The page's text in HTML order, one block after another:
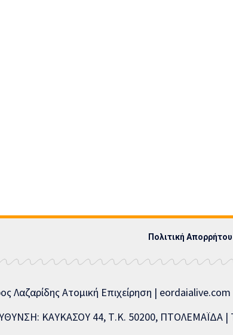
Πολιτική Απορρήτου
Λαζαρίδης Ατομική Επιχείρηση |
ΚΑΥΚΑΣΟΥ 44, Τ.Κ. 50200, ΠΤΟΛΕΜΑΪΔΑ |